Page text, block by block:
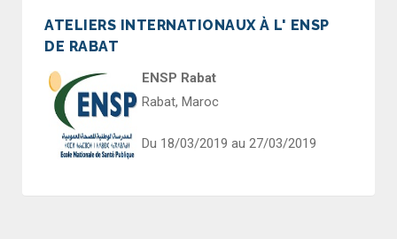
ATELIERS INTERNATIONAUX À L' ENSP
DE RABAT
ENSP Rabat
Rabat, Maroc
Du 18/03/2019 au 27/03/2019